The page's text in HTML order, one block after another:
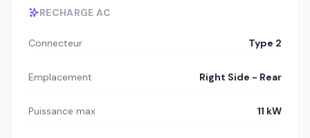
RECHARGE AC
Connecteur Type 2
Emplacement Right Side - Rear
Puissance max 11 kW